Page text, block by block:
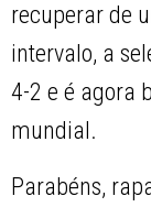
recuperar de
intervalo, a
4-2 e é agora
mundial.
Parabéns,